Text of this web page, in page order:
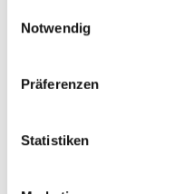
Notwendig
Präferenzen
Statistiken
Artikel : PP-